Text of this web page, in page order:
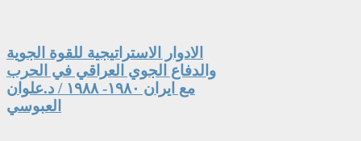
الادوار الاستراتيجية للقوة الجوية
والدفاع الجوي العراقي في الحرب
مع ايران ١٩٨٠- ١٩٨٨ / د.علوان
العبوسي